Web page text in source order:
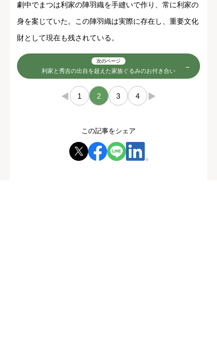
劇中でまつは利家の陣羽織を手縫いで作り、常に利家の
身を案じていた。この陣羽織は実際に存在し、重要文化
財として現在も残されている。
次のページ
利家と秀吉の出自を超えた家族ぐるみのお付き合い
← 1 2 3 4 →
この記事をシェア